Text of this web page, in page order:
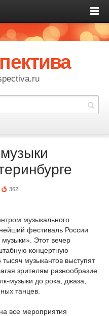
362
музыкального
фестиваль России
Этот вечер
концертную
музыкантов выступят
зрителям разнообразие
музыки до рока, джаза,
танцев.
все мероприятия